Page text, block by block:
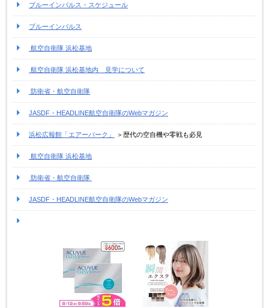
ブルーインパルス・スケジュール
ブルーインパルス
航空自衛隊 浜松基地
航空自衛隊 浜松基地内 見学について
防衛省・航空自衛隊
JASDF・HEADLINE航空自衛隊のWebマガジン
浜松広報館「エアーパーク」 ＞歴代の空自機や零戦も必見
航空自衛隊 浜松基地
防衛省・航空自衛隊
JASDF・HEADLINE航空自衛隊のWebマガジン